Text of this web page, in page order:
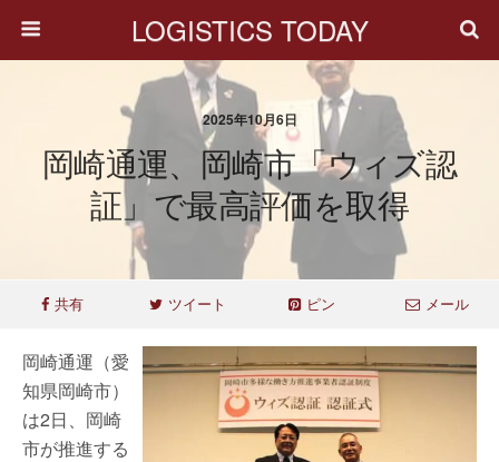
LOGISTICS TODAY
2025年10月6日
岡崎通運、岡崎市「ウィズ認
証」で最高評価を取得
共有 ツイート ピン メール
岡崎通運（愛
知県岡崎市）
は2日、岡崎
市が推進する